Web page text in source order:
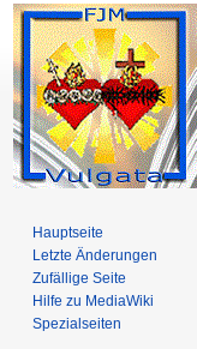
Hauptseite
Letzte Änderungen
Zufällige Seite
Hilfe zu MediaWiki
Spezialseiten